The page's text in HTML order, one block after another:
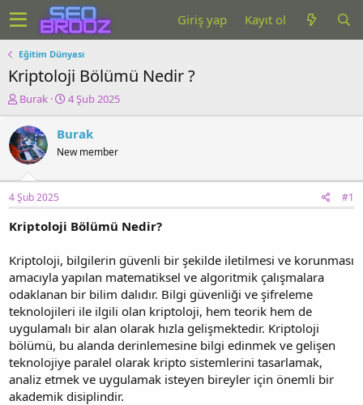
Giriş yap Kayıt ol
Eğitim Dünyası
Kriptoloji Bölümü Nedir ?
K
n
u
y
b
a
l
t
a
n
Burak
B
l
a
g
r
i
h
4 Şub 2025
Burak
New member
4 Şub 2025 #1
Kriptoloji Bölümü Nedir?
Kriptoloji, bilgilerin güvenli bir şekilde iletilmesi ve korunması
amacıyla yapılan matematiksel ve algoritmik çalışmalara
odaklanan bir bilim dalıdır. Bilgi güvenliği ve şifreleme
teknolojileri ile ilgili olan kriptoloji, hem teorik hem de
uygulamalı bir alan olarak hızla gelişmektedir. Kriptoloji
bölümü, bu alanda derinlemesine bilgi edinmek ve gelişen
teknolojiye paralel olarak kripto sistemlerini tasarlamak,
analiz etmek ve uygulamak isteyen bireyler için önemli bir
akademik disiplindir.